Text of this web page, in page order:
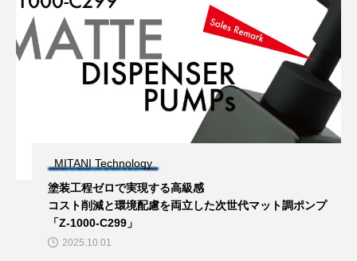
MITANI Technology
塗装工程ゼロで実現する高級感
コスト削減と環境配慮を両立した次世代マット調ポンプ
「Z-1000-C299」
2025.10.01